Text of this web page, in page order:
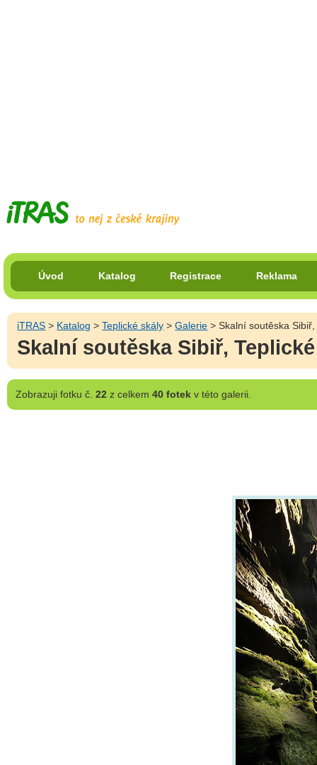
Úvod Katalog Registrace Reklama
iTRAS > Katalog >Teplické skály >Galerie > Skalní soutěska
Skalní soutěska Sibiř,
Zobrazujifotku č. 22 z celkem 40 fotekv této galerii.